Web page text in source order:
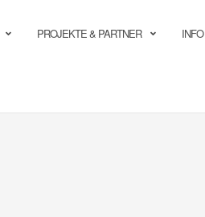
PROJEKTE & PARTNER INFO